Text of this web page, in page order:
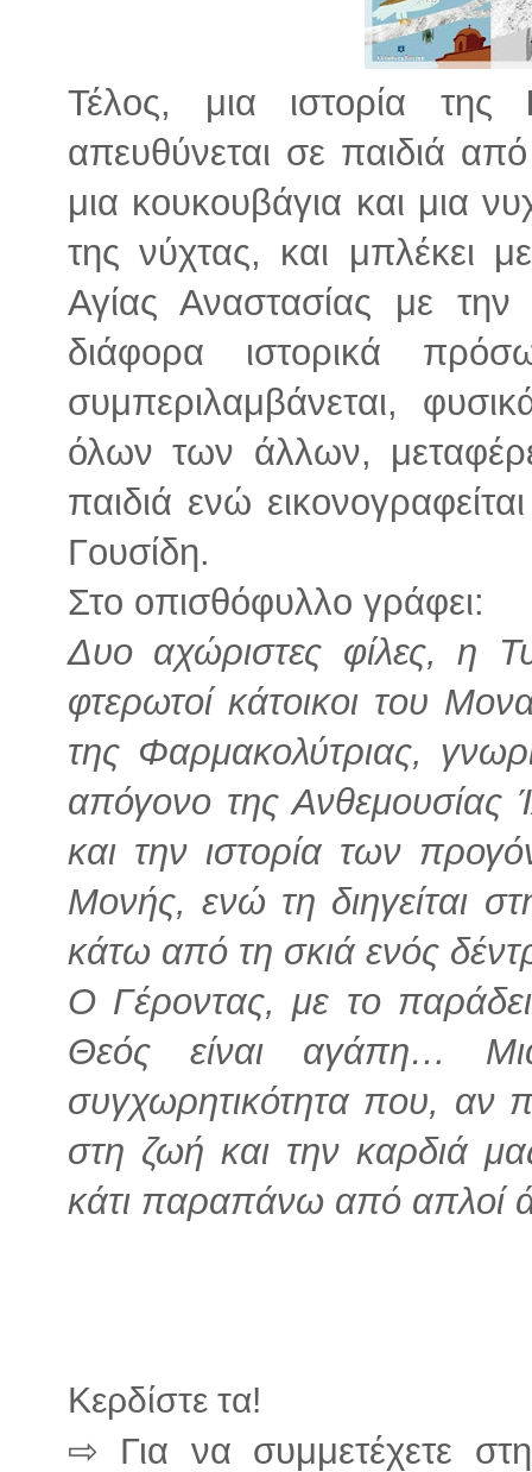
Τέλος, μια ιστορία της
απευθύνεται σε παιδιά
μια κουκουβάγια και μια
της νύχτας, και μπλέκει
Αγίας Αναστασίας με
διάφορα ιστορικά
συμπεριλαμβάνεται,
όλων των άλλων,
παιδιά ενώ
Γουσίδη.
Στο οπισθόφυλλο γράφει:
Δυο αχώριστες φίλες, η
φτερωτοί κάτοικοι του
της Φαρμακολύτριας,
απόγονο της Ανθεμουσίας
και την ιστορία των
Μονής, ενώ τη διηγείται
κάτω από τη σκιά ενός
Ο Γέροντας, με το
Θεός είναι αγάπη…
συγχωρητικότητα που, αν
στη ζωή και την καρδιά
κάτι παραπάνω από απλοί
Κερδίστε τα!
⇨ Για να συμμετέχετε